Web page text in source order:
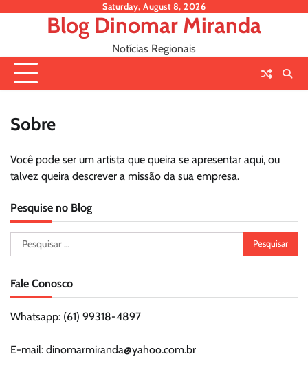
Saturday, August 8, 2026
Blog Dinomar Miranda
Notícias Regionais
Sobre
Você pode ser um artista que queira se apresentar aqui, ou
talvez queira descrever a missão da sua empresa.
Pesquise no Blog
Pesquisar
por:
Fale Conosco
Whatsapp: (61) 99318-4897
E-mail: dinomarmiranda@yahoo.com.br